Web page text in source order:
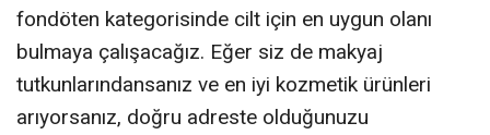
fondöten kategorisinde cilt için en uygun olanı
bulmaya çalışacağız. Eğer siz de makyaj
tutkunlarındansanız ve en iyi kozmetik ürünleri
arıyorsanız, doğru adreste olduğunuzu